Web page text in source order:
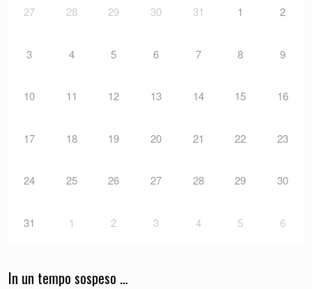
27 28 29 30 31 1 2
3 4 5 6 7 8 9
10 11 12 13 14 15 16
17 18 19 20 21 22 23
24 25 26 27 28 29 30
31 1 2 3 4 5 6
In un tempo sospeso …